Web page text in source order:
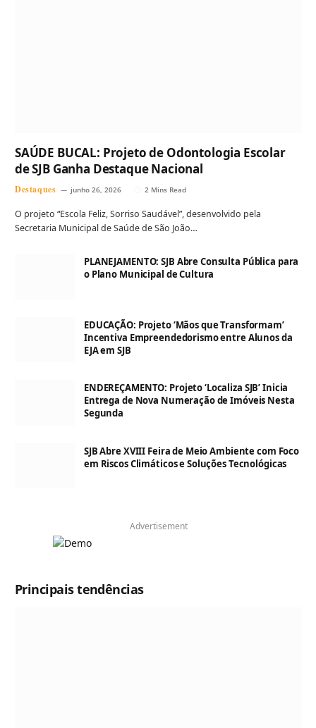
SAÚDE BUCAL: Projeto de Odontologia Escolar
de SJB Ganha Destaque Nacional
Destaques junho 26, 2026 2 Mins Read
O projeto “Escola Feliz, Sorriso Saudável”, desenvolvido pela
Secretaria Municipal de Saúde de São João…
PLANEJAMENTO: SJB Abre Consulta Pública para
o Plano Municipal de Cultura
EDUCAÇÃO: Projeto ‘Mãos que Transformam’
Incentiva Empreendedorismo entre Alunos da
EJA em SJB
ENDEREÇAMENTO: Projeto ‘Localiza SJB’ Inicia
Entrega de Nova Numeração de Imóveis Nesta
Segunda
SJB Abre XVIII Feira de Meio Ambiente com Foco
em Riscos Climáticos e Soluções Tecnológicas
Advertisement
Principais tendências